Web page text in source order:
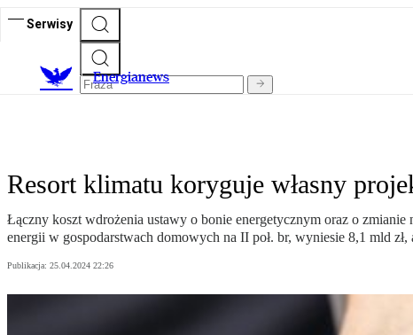
Serwisy
Energianews
Resort klimatu koryguje własny
Łączny koszt wdrożenia ustawy o bonie energetycznym oraz o
energii w gospodarstwach domowych na II poł. br, wyniesie 8,1 mld
Publikacja: 25.04.2024 22:26